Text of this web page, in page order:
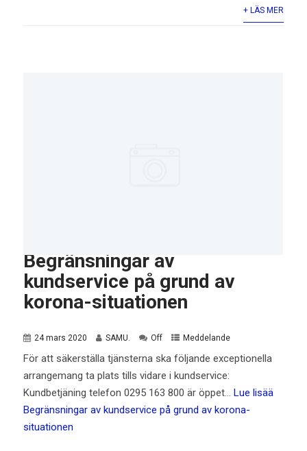
+ LÄS MER
Begränsningar av
kundservice på grund av
korona-situationen
24 mars 2020 SAMU. Off Meddelande
För att säkerställa tjänsterna ska följande exceptionella
arrangemang ta plats tills vidare i kundservice:
Kundbetjäning telefon 0295 163 800 är öppet…Lue lisää
Begränsningar av kundservice på grund av korona-
situationen